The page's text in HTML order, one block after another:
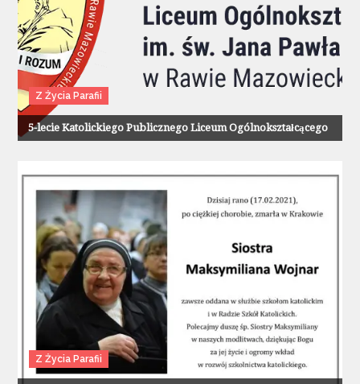
Z Życia Parafii
5-lecie Katolickiego Publicznego Liceum Ogólnokształcącego
Z Życia Parafii